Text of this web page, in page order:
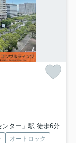
ンター」駅 徒歩6分
オートロック